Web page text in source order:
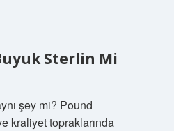
Sterlin Mi
şey mi? Pound
kraliyet topraklarında